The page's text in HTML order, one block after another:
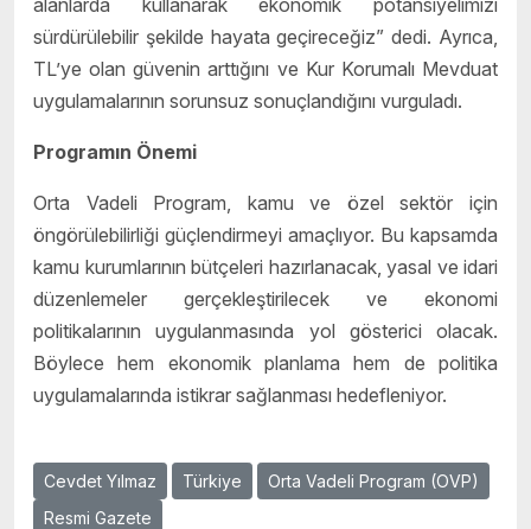
sürdürülebilir şekilde hayata geçireceğiz” dedi. Ayrıca,
TL’ye olan güvenin arttığını ve Kur Korumalı Mevduat
uygulamalarının sorunsuz sonuçlandığını vurguladı.
Programın Önemi
Orta Vadeli Program, kamu ve özel sektör için
öngörülebilirliği güçlendirmeyi amaçlıyor. Bu kapsamda
kamu kurumlarının bütçeleri hazırlanacak, yasal ve idari
düzenlemeler gerçekleştirilecek ve ekonomi
politikalarının uygulanmasında yol gösterici olacak.
Böylece hem ekonomik planlama hem de politika
uygulamalarında istikrar sağlanması hedefleniyor.
Cevdet Yılmaz Türkiye
Orta Vadeli Program (OVP)
Resmi Gazete